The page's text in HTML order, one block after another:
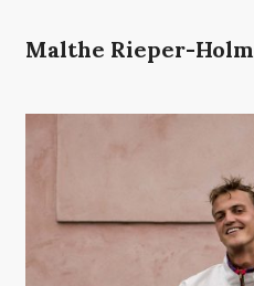
Malthe Rieper-Holm